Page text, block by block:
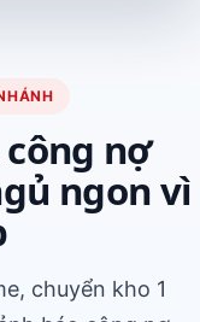
nợ
ngon vì
chuyển kho 1